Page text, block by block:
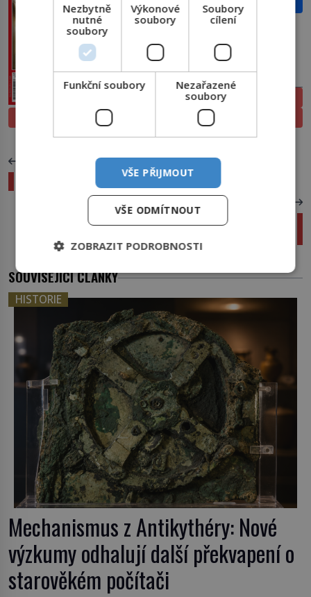
PROLISTOVAT
PŘEDPLATNÉ
ELEKTRONICKÉ
TIŠTĚNÉ
PŘEDCHOZÍ ČLÁNEK
Jak staří Egypťané mumifikovali těla?
VIDEO: TOP 10 nejlépe placení YouTubeři za rok
SOUVISEJÍCÍ ČLÁNKY
HISTORIE
Mechanismus z Antikythéry: Nové
výzkumy odhalují další překvapení o
starověkém počítači
Nezbytně
nutné
soubory
Výkonové
soubory
Soubory
cílení
Funkční soubory
Nezařazené
soubory
VŠE PŘIJMOUT
VŠE ODMÍTNOUT
ZOBRAZIT PODROBNOSTI